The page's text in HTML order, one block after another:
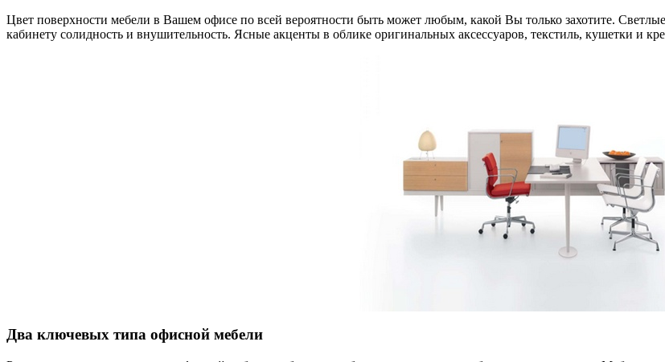
Цвет поверхности мебели в Вашем офисе по всей вероятности быть может любым, какой Вы только захотите.
кабинету солидность и внушительность. Ясные акценты в облике оригинальных аксессуаров, текстиль, кушетки и
Два ключевых типа офисной мебели